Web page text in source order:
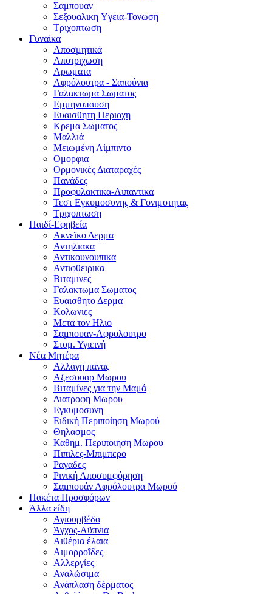
Σαμπουαν
Σεξουαλικη Yγεια-Τονωση
Τριχοπτωση
Γυναίκα
Αποσμητικά
Αποτριχωση
Αρωματα
Αφρόλουτρα - Σαπούνια
Γαλακτωμα Σωματος
Εμμηνοπαυση
Ευαισθητη Περιοχη
Κρεμα Σωματος
Μαλλιά
Μειωμένη Λίμπιντο
Ομορφια
Ορμονικές Διαταραχές
Πανάδες
Προφυλακτικα-Λιπαντικα
Τεστ Εγκυμοσυνης & Γονιμοτητας
Τριχοπτωση
Παιδί-Εφηβεία
Ακνεϊκο Δερμα
Αντηλιακα
Αντικουνουπικα
Αντιφθειρικα
Βιταμινες
Γαλακτωμα Σωματος
Ευαισθητο Δερμα
Κολωνιες
Μετα τον Ηλιο
Σαμπουαν-Αφρολουτρο
Στομ. Υγιεινή
Νέα Μητέρα
Αλλαγη πανας
Αξεσουαρ Μωρου
Βιταμίνες για την Μαμά
Διατροφη Μωρου
Εγκυμοσυνη
Ειδική Περιποίηση Μωρού
Θηλασμος
Καθημ. Περιποιηση Μωρου
Πιπιλες-Μπιμπερο
Ραγαδες
Ρινική Αποσυμφόρηση
Σαμπουάν Αφρόλουτρα Μωρού
Πακέτα Προσφόρων
Άλλα είδη
Αγιουρβέδα
Άγχος-Αϋπνια
Αιθέρια έλαια
Αιμορροΐδες
Αλλεργίες
Αναλώσιμα
Ανάπλαση δέρματος